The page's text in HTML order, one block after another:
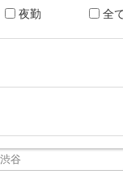
夜勤 全